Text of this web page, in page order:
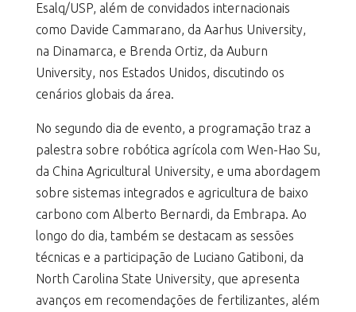
Esalq/USP, além de convidados internacionais
como Davide Cammarano, da Aarhus University,
na Dinamarca, e Brenda Ortiz, da Auburn
University, nos Estados Unidos, discutindo os
cenários globais da área.
No segundo dia de evento, a programação traz a
palestra sobre robótica agrícola com Wen-Hao Su,
da China Agricultural University, e uma abordagem
sobre sistemas integrados e agricultura de baixo
carbono com Alberto Bernardi, da Embrapa. Ao
longo do dia, também se destacam as sessões
técnicas e a participação de Luciano Gatiboni, da
North Carolina State University, que apresenta
avanços em recomendações de fertilizantes, além